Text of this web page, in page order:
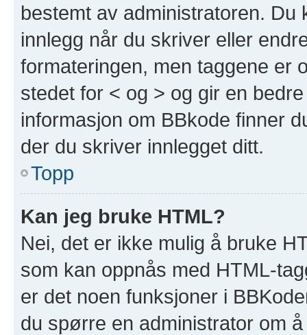
bestemt av administratoren.
innlegg når du skriver eller
formateringen, men taggene er
stedet for < og > og gir en
informasjon om BBkode finner
der du skriver innlegget ditt.
Topp
Kan jeg bruke HTML?
Nei, det er ikke mulig å bruke
som kan oppnås med HTML-
er det noen funksjoner i
du spørre en administrator om